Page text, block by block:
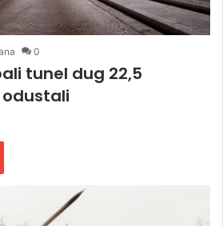
0
tunel dug 22,5